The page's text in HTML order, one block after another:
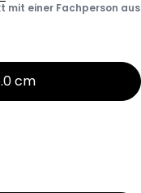
einer Fachperson aus
cm